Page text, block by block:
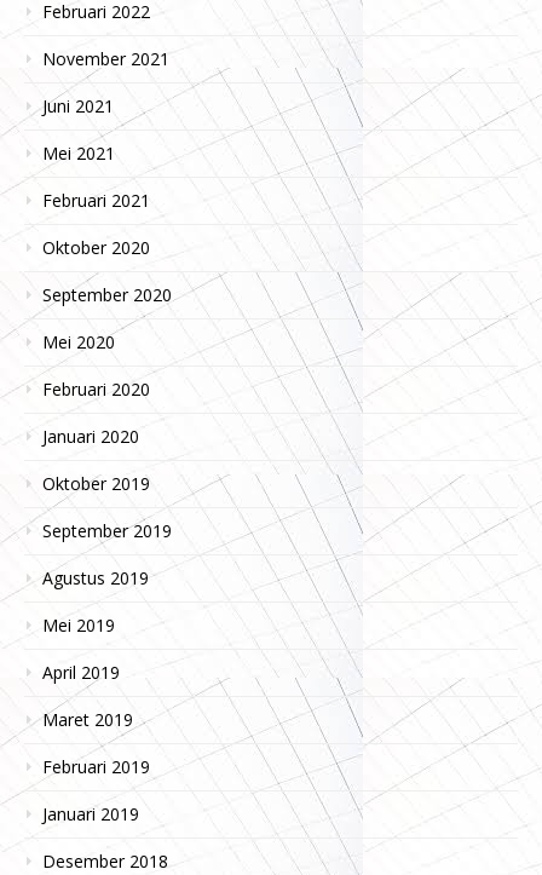
Februari 2022
November 2021
Juni 2021
Mei 2021
Februari 2021
Oktober 2020
September 2020
Mei 2020
Februari 2020
Januari 2020
Oktober 2019
September 2019
Agustus 2019
Mei 2019
April 2019
Maret 2019
Februari 2019
Januari 2019
Desember 2018